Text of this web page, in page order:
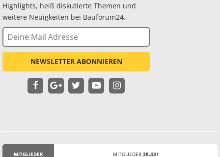
Highlights, heiß diskutierte Themen und
weitere Neuigkeiten bei Bauforum24.
NEWSLETTER ABONNIEREN
MITGLIEDER MITGLIEDER 38.431